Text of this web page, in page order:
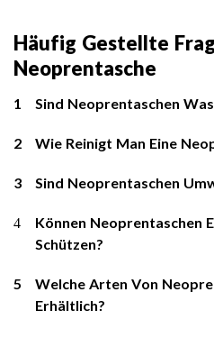
Häufig Gestellte
Neoprentasche
1 Sind Neoprentaschen
2 Wie Reinigt Man Eine
3 Sind Neoprentaschen
4
Können Neoprentaschen
Schützen?
5
Welche Arten Von
Erhältlich?